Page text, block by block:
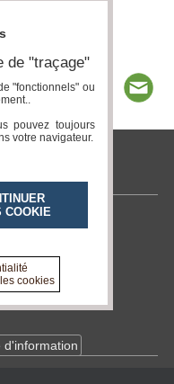
d'information
de "traçage"
"fonctionnels" ou
pouvez toujours
votre navigateur.
COOKIE
cookies